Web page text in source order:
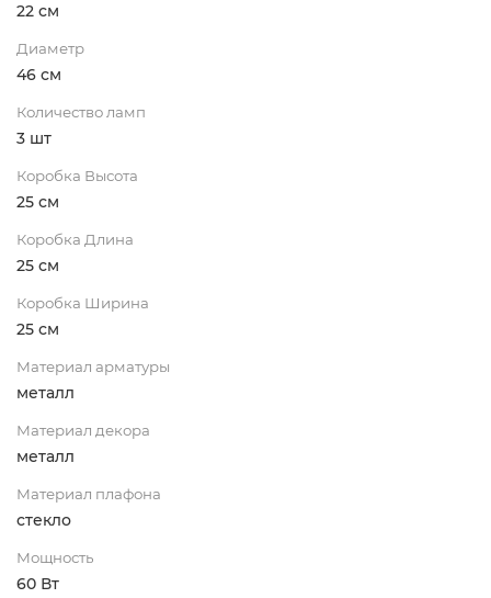
22 см
Диаметр
46 см
Количество ламп
3 шт
Коробка Высота
25 см
Коробка Длина
25 см
Коробка Ширина
25 см
Материал арматуры
металл
Материал декора
металл
Материал плафона
стекло
Мощность
60 Вт